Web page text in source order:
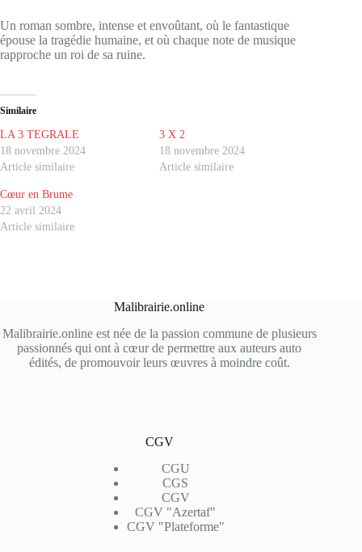
Un roman sombre, intense et envoûtant, où le fantastique
épouse la tragédie humaine, et où chaque note de musique
rapproche un roi de sa ruine.
Similaire
LA 3 TEGRALE
18 novembre 2024
Article similaire
3 X 2
18 novembre 2024
Article similaire
Cœur en Brume
22 avril 2024
Article similaire
Malibrairie.online
Malibrairie.online est née de la passion commune de plusieurs
passionnés qui ont à cœur de permettre aux auteurs auto
édités, de promouvoir leurs œuvres à moindre coût.
CGV
CGU
CGS
CGV
CGV "Azertaf"
CGV "Plateforme"